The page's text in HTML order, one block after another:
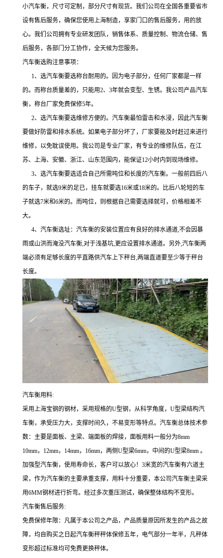
小汽车衡，尺寸可定制，部分尺寸有现货。我们公司在全国各重要省市
设有售后服务，确保您使用上海制造，享家门口的售后服务， 用的放
心。我们公司拥有专业研发团队，销售体系、质量控制、物流仓储、售
后服务，各部门分工协作，全天候为您服务。
汽车衡选购注意事项：
1、选汽车衡要选称台耐用的。因为电子部分，任何厂家都是一样
的。而称台质量差的，只能用2、3年就会变型、生锈。我公司产品汽车
衡，称台厂家免费保修5年。
2、选汽车衡要选维修方便的。汽车衡最怕雷击和水浸，因此汽车衡
要做好防雷和排水系统。如果电子部分坏了，厂家要能及时赶过来进行
维修，以免耽误使用。我公司是专业厂家，有专业的维修队伍，在江
苏、上海、安徽、浙江、山东范围内，能保证12小时内到现场维修。
3、选汽车衡要选适合自己所需吨位和长度的汽车衡。一般前四后八
的车子，就选9米的足已，挂车就要选16米或18米的。比后八轮短的车
子就选7米和6米的。而吨位，则根据自己需要选择就可，价格相差不
大。
4、汽车衡选址：汽车衡的安装位置应有良好的排水通道,不会因暴
雨或山洪而淹没汽车衡,对于浅基坑,更应设置排水通道。另外,汽车衡两
端必须有足够长度的平直路供汽车上下秤台,两端直道要至少等于秤台
长度。
汽车衡用料:
采用上海宝钢的钢材，采用规格的U型钢，从科学角度，U型梁结构汽
车衡，承受压力大，支撑时间久，不易变形等特点。汽车衡总体技术参
数：主要是面板、主梁、端面板的焊接，面板用料一般分为8mm
10mm，12mm，14mm，16mm，两侧U型梁6mm，中间的U型梁8mm 。
加强型汽车衡，使用寿命长，客户可以放心！3米宽的汽车衡有六道主
梁，作为汽车衡的主要承重支撑，用料十分重要，本公司汽车衡主梁采
用6MM钢材进行折弯。经过多次重压测试，确保整体结构不变形。
汽车衡售后服务:
免费保修年限：凡属于本公司之产品，产品质量原因所发生的产品之故
障，均自购买之日起汽车衡秤秤体保修五年，电气部分一年半，凡秤体
变形超过标准均可免费更换秤体。